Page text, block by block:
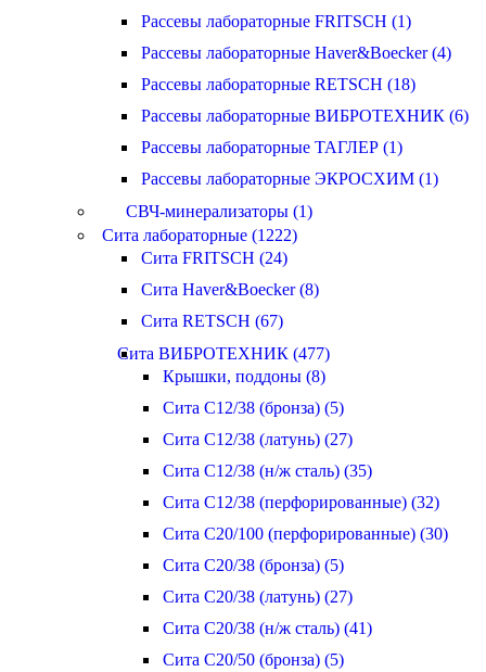
Рассевы лабораторные FRITSCH (1)
Рассевы лабораторные Haver&Boecker (4)
Рассевы лабораторные RETSCH (18)
Рассевы лабораторные ВИБРОТЕХНИК (6)
Рассевы лабораторные ТАГЛЕР (1)
Рассевы лабораторные ЭКРОСХИМ (1)
СВЧ-минерализаторы (1)
Сита лабораторные (1222)
Сита FRITSCH (24)
Сита Haver&Boecker (8)
Сита RETSCH (67)
Сита ВИБРОТЕХНИК (477)
Крышки, поддоны (8)
Сита С12/38 (бронза) (5)
Сита С12/38 (латунь) (27)
Сита С12/38 (н/ж сталь) (35)
Сита С12/38 (перфорированные) (32)
Сита С20/100 (перфорированные) (30)
Сита С20/38 (бронза) (5)
Сита С20/38 (латунь) (27)
Сита С20/38 (н/ж сталь) (41)
Сита С20/50 (бронза) (5)